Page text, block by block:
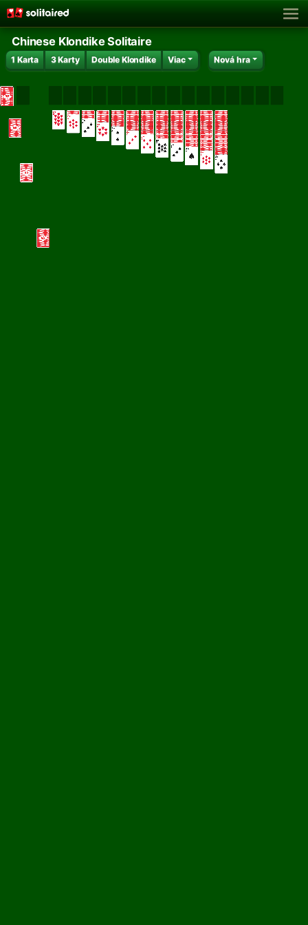
Chinese Klondike Solitaire
1 Karta 3 Karty Double Klondike Viac Nová hra